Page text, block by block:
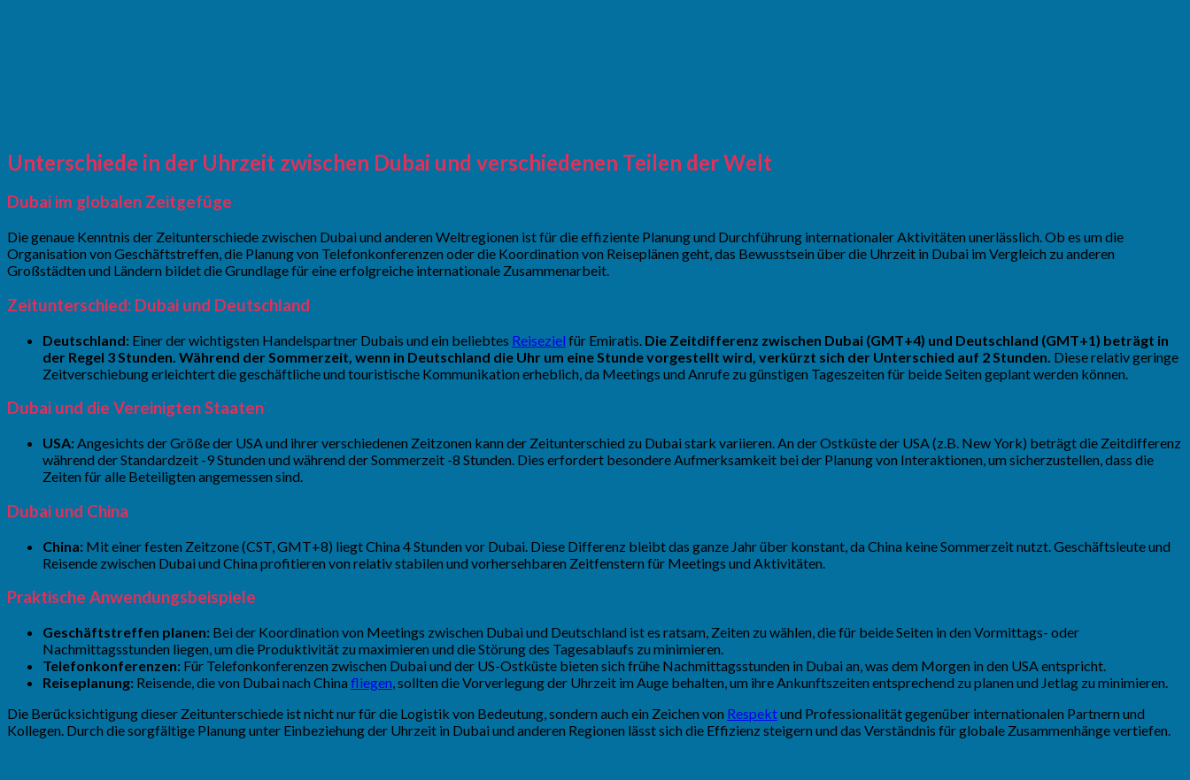
Unterschiede in der Uhrzeit zwischen Dubai und verschiedenen Teilen der Welt
Dubai im globalen Zeitgefüge
Die genaue Kenntnis der Zeitunterschiede zwischen Dubai und anderen Weltregionen ist für die effiziente Planung und Durchführung internationaler Aktivitäten unerlässlich. Ob es um die
Organisation von Geschäftstreffen, die Planung von Telefonkonferenzen oder die Koordination von Reiseplänen geht, das Bewusstsein über die Uhrzeit in Dubai im Vergleich zu anderen
Großstädten und Ländern bildet die Grundlage für eine erfolgreiche internationale Zusammenarbeit.
Zeitunterschied: Dubai und Deutschland
Deutschland: Einer der wichtigsten Handelspartner Dubais und ein beliebtes Reiseziel für Emiratis. Die Zeitdifferenz zwischen Dubai (GMT+4) und Deutschland (GMT+1) beträgt in
der Regel 3 Stunden. Während der Sommerzeit, wenn in Deutschland die Uhr um eine Stunde vorgestellt wird, verkürzt sich der Unterschied auf 2 Stunden. Diese relativ geringe
Zeitverschiebung erleichtert die geschäftliche und touristische Kommunikation erheblich, da Meetings und Anrufe zu günstigen Tageszeiten für beide Seiten geplant werden können.
Dubai und die Vereinigten Staaten
USA:Angesichts der Größe der USA und ihrer verschiedenen Zeitzonen kann der Zeitunterschied zu Dubai stark variieren. An der Ostküste der USA (z.B. New York) beträgt die Zeitdifferenz
während der Standardzeit -9 Stunden und während der Sommerzeit -8 Stunden. Dies erfordert besondere Aufmerksamkeit bei der Planung von Interaktionen, um sicherzustellen, dass die
Zeiten für alle Beteiligten angemessen sind.
Dubai und China
China: Mit einer festen Zeitzone (CST, GMT+8) liegt China 4 Stunden vor Dubai. Diese Differenz bleibt das ganze Jahr über konstant, da China keine Sommerzeit nutzt. Geschäftsleute und
Reisende zwischen Dubai und China profitieren von relativ stabilen und vorhersehbaren Zeitfenstern für Meetings und Aktivitäten.
Praktische Anwendungsbeispiele
Geschäftstreffen planen: Bei der Koordination von Meetings zwischen Dubai und Deutschland ist es ratsam, Zeiten zu wählen, die für beide Seiten in den Vormittags- oder
Nachmittagsstunden liegen, um die Produktivität zu maximieren und die Störung des Tagesablaufs zu minimieren.
Telefonkonferenzen: Für Telefonkonferenzen zwischen Dubai und der US-Ostküste bieten sich frühe Nachmittagsstunden in Dubai an, was dem Morgen in den USA entspricht.
Reiseplanung: Reisende, die von Dubai nach China fliegen, sollten die Vorverlegung der Uhrzeit im Auge behalten, um ihre Ankunftszeiten entsprechend zu planen und Jetlag zu minimieren.
Die Berücksichtigung dieser Zeitunterschiede ist nicht nur für die Logistik von Bedeutung, sondern auch ein Zeichen von Respektund Professionalität gegenüber internationalen Partnern und
Kollegen. Durch die sorgfältige Planung unter Einbeziehung der Uhrzeit in Dubai und anderen Regionen lässt sich die Effizienz steigern und das Verständnis für globale Zusammenhänge vertiefen.